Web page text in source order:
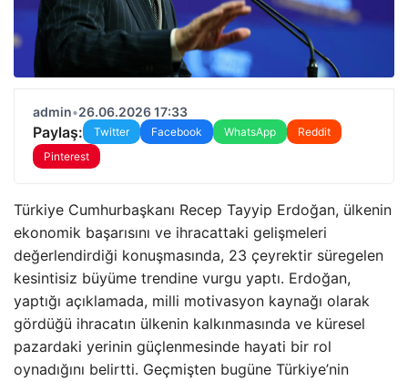
admin•26.06.2026 17:33
Paylaş: Twitter Facebook WhatsApp
Reddit
Pinterest
Türkiye Cumhurbaşkanı Recep Tayyip Erdoğan, ülkenin
ekonomik başarısını ve ihracattaki gelişmeleri
değerlendirdiği konuşmasında, 23 çeyrektir süregelen
kesintisiz büyüme trendine vurgu yaptı. Erdoğan,
yaptığı açıklamada, milli motivasyon kaynağı olarak
gördüğü ihracatın ülkenin kalkınmasında ve küresel
pazardaki yerinin güçlenmesinde hayati bir rol
oynadığını belirtti. Geçmişten bugüne Türkiye’nin